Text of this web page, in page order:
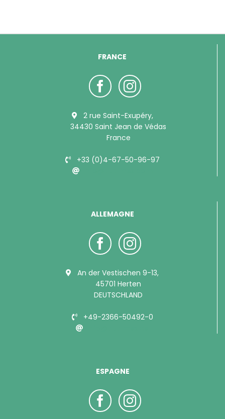
FRANCE
2 rue Saint-Exupéry,
34430 Saint Jean de Védas
France
+33 (0)4-67-50-96-97
ALLEMAGNE
An der Vestischen 9-13,
45701 Herten
DEUTSCHLAND
+49-2366-50492-0
ESPAGNE